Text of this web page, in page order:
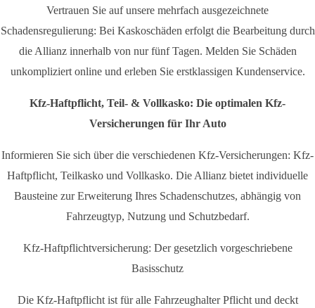
Vertrauen Sie auf unsere mehrfach ausgezeichnete
Schadensregulierung: Bei Kaskoschäden erfolgt die Bearbeitung durch
die Allianz innerhalb von nur fünf Tagen. Melden Sie Schäden
unkompliziert online und erleben Sie erstklassigen Kundenservice.
Kfz-Haftpflicht, Teil- & Vollkasko: Die optimalen Kfz-
Versicherungen für Ihr Auto
Informieren Sie sich über die verschiedenen Kfz-Versicherungen: Kfz-
Haftpflicht, Teilkasko und Vollkasko. Die Allianz bietet individuelle
Bausteine zur Erweiterung Ihres Schadenschutzes, abhängig von
Fahrzeugtyp, Nutzung und Schutzbedarf.
Kfz-Haftpflichtversicherung: Der gesetzlich vorgeschriebene
Basisschutz
Die Kfz-Haftpflicht ist für alle Fahrzeughalter Pflicht und deckt